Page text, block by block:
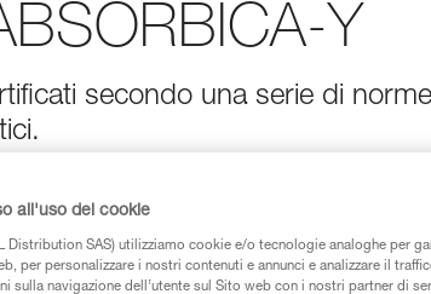
Y
secondo una serie di
dei prodotti utilizzati in questo consiglio
all'uso dei cookie
Distribution SAS) utilizziamo cookie e/o tecnologie analoghe per
per personalizzare i nostri contenuti e annunci e analizzare il
sulla navigazione dell’utente sul Sito web con i nostri partner di